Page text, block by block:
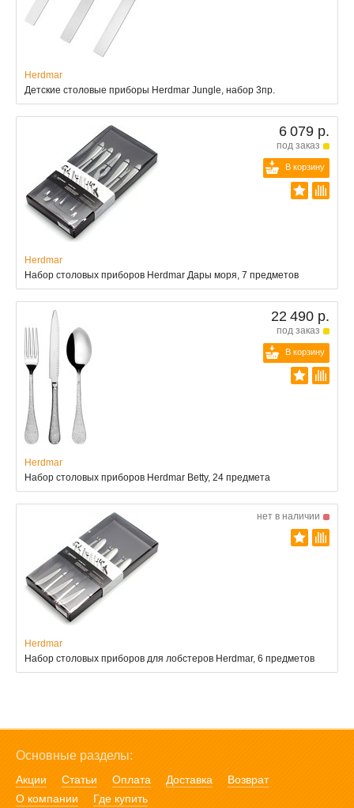
Herdmar
Детские столовые приборы Herdmar Jungle, набор 3пр.
6 079 р.
под заказ
В корзину
Herdmar
Набор столовых приборов Herdmar Дары моря, 7 предметов
22 490 р.
под заказ
В корзину
Herdmar
Набор столовых приборов Herdmar Betty, 24 предмета
нет в наличии
Herdmar
Набор столовых приборов для лобстеров Herdmar, 6 предметов
Основные разделы:
Акции Статьи Оплата Доставка
Возврат
О компании
Где купить